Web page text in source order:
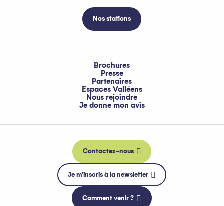
Nos stations
Brochures
Presse
Partenaires
Espaces Valléens
Nous rejoindre
Je donne mon avis
Contactez-nous
Je m'inscris à la newsletter
Comment venir ?